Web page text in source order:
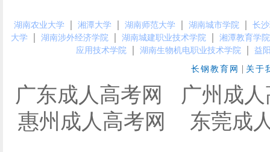
湖南农业大学 湘潭大学 湖南师范大学 湖南城市学院
长
大学
湖南涉外经济学院 湖南城建职业技术学院
湘潭教育学院
应用技术学院
湖南生物机电职业技术学院 益
长钢教育网 | 关于
广东成人高考网
广州成
惠州成人高考网
东莞成